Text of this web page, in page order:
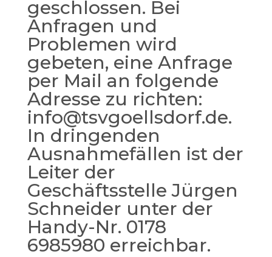
geschlossen. Bei
Anfragen und
Problemen wird
gebeten, eine Anfrage
per Mail an folgende
Adresse zu richten:
info@tsvgoellsdorf.de.
In dringenden
Ausnahmefällen ist der
Leiter der
Geschäftsstelle Jürgen
Schneider unter der
Handy-Nr. 0178
6985980 erreichbar.